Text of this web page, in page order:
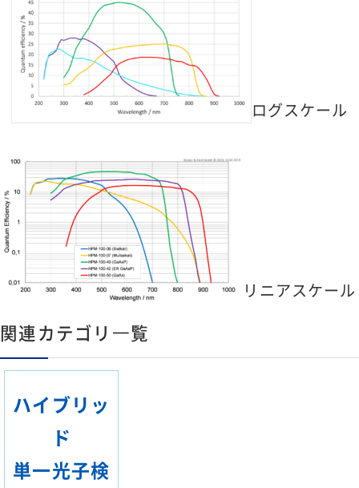
ログスケール
リニアスケール
関連カテゴリ⼀覧
ハイブリッ
ド
単一光子検